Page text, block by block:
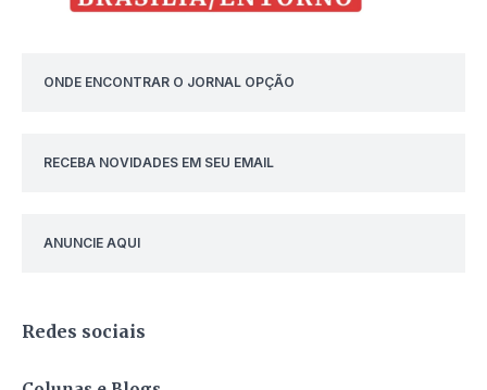
ONDE ENCONTRAR O JORNAL OPÇÃO
RECEBA NOVIDADES EM SEU EMAIL
ANUNCIE AQUI
Redes sociais